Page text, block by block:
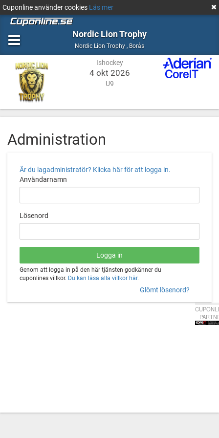
Cuponline använder cookies Läs mer
Nordic Lion Trophy
Nordic Lion Trophy , Ishockey
BoråsBorås
Ishockey
4 okt 2026
U9
Administration
Är du lagadministratör? Klicka här för att logga in.
Användarnamn
Lösenord
Genom att logga in på den här tjänsten godkänner du
cuponlines villkor. Du kan läsa alla villkor här.
Glömt lösenord?